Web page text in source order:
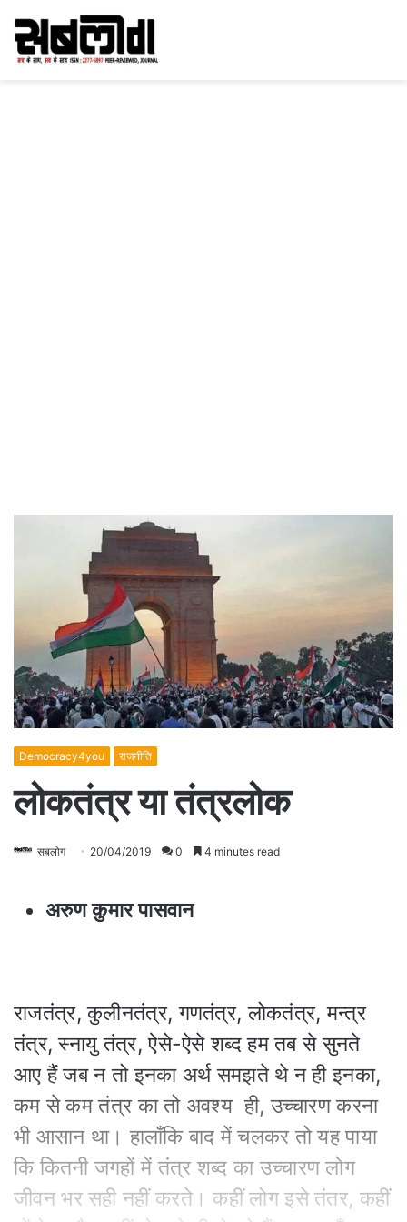
Democracy4you राजनीति
लोकतंत्र या तंत्रलोक
सबलोग 20/04/2019 0 4 minutes read
अरुण कुमार पासवान
राजतंत्र, कुलीनतंत्र, गणतंत्र, लोकतंत्र, मन्त्र
तंत्र, स्नायु तंत्र, ऐसे-ऐसे शब्द हम तब से सुनते
आए हैं जब न तो इनका अर्थ समझते थे न ही इनका,
कम से कम तंत्र का तो अवश्य ही, उच्चारण करना
भी आसान था। हालाँकि बाद में चलकर तो यह पाया
कि कितनी जगहों में तंत्र शब्द का उच्चारण लोग
जीवन भर सही नहीं करते। कहीं लोग इसे तंतर, कहीं